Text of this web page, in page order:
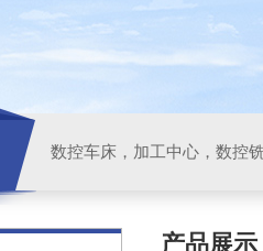
产品展示